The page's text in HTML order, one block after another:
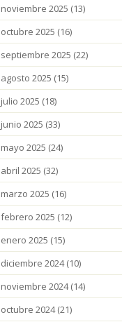
noviembre 2025 (13)
octubre 2025 (16)
septiembre 2025 (22)
agosto 2025 (15)
julio 2025 (18)
junio 2025 (33)
mayo 2025 (24)
abril 2025 (32)
marzo 2025 (16)
febrero 2025 (12)
enero 2025 (15)
diciembre 2024(10)
noviembre 2024(14)
octubre 2024(21)